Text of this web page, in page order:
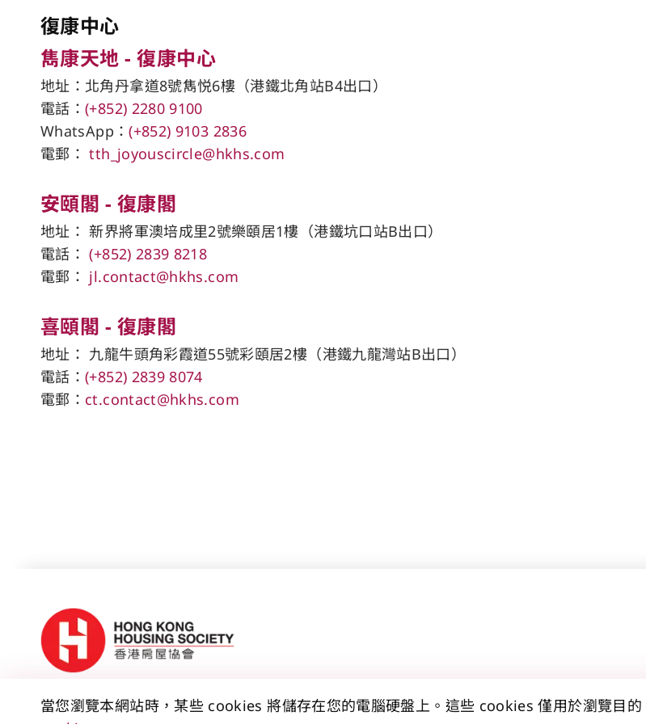
復康中心
雋康天地 - 復康中心
地址：北角丹拿道8號雋悦6樓（港鐵北角站​B4出口）
電話：(+852) 2280 9100
WhatsApp：(+852) 9103 2836
電郵：tth_joyouscircle@hkhs.com
安頤閣 - 復康閣
地址： 新界將軍澳培成里2號樂頤居1樓（港鐵坑口站​B出口）
電話：(+852) 2839 8218
電郵： jl.contact@hkhs.com
喜頤閣 - 復康閣
地址： 九龍牛頭角彩霞道55號彩頤居2樓（港鐵九龍灣站B出口）
電話：(+852) 2839 8074
電郵： ct.contact@hkhs.com
當您瀏覽本網站時，某些 cookies 將儲存在您的電腦硬盤上。這些 cookies 僅用於瀏覽目的